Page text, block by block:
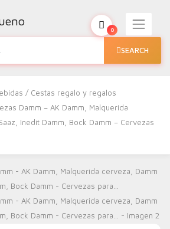
SEARCH
0
/ Cestas regalo y regalos
Damm – AK Damm, Malquerida
Inedit Damm, Bock Damm – Cervezas